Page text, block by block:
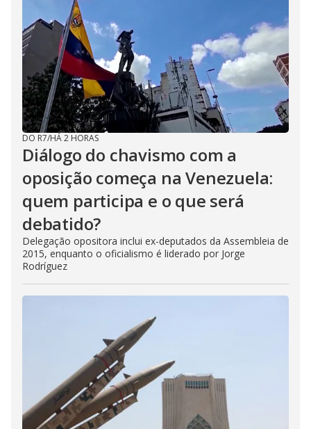
DO R7/HÁ 2 HORAS
Diálogo do chavismo com a
oposição começa na Venezuela:
quem participa e o que será
debatido?
Delegação opositora inclui ex-deputados da Assembleia de
2015, enquanto o oficialismo é liderado por Jorge
Rodríguez